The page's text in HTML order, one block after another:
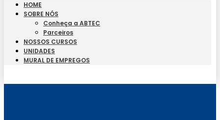
HOME
SOBRE NÓS
Conheça a ABTEC
Parceiros
NOSSOS CURSOS
UNIDADES
MURAL DE EMPREGOS